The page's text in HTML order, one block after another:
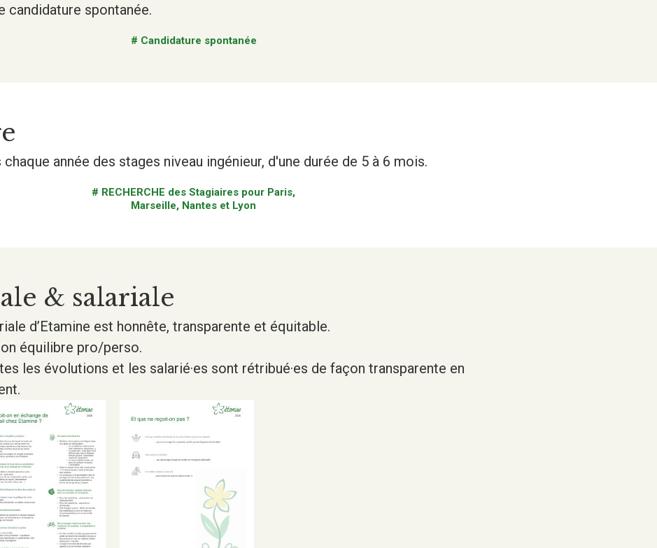
candidature spontanée.
# Candidature spontanée
année des stages niveau ingénieur, d'une durée de 5 à 6 mois.
# RECHERCHE des Stagiaires pour Paris,
Marseille, Nantes et Lyon
& salariale
d’Etamine est honnête, transparente et équitable.
équilibre pro/perso.
les évolutions et les salarié·es sont rétribué·es de façon transparente en